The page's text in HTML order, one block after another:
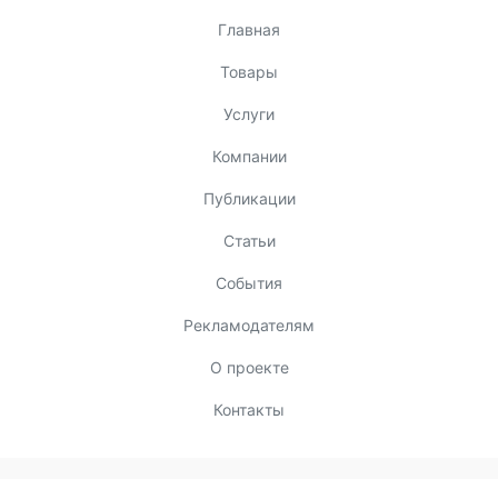
Главная
Товары
Услуги
Компании
Публикации
Статьи
События
Рекламодателям
О проекте
Контакты